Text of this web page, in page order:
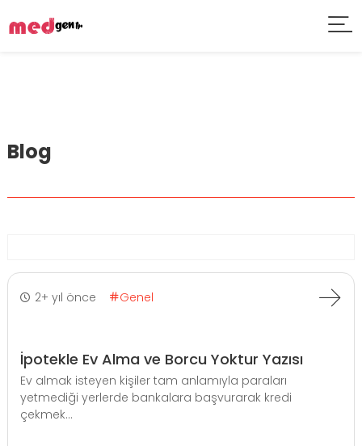
Blog
2+ yıl önce Genel
İpotekle Ev Alma ve Borcu Yoktur Yazısı
Ev almak isteyen kişiler tam anlamıyla paraları
yetmediği yerlerde bankalara başvurarak kredi
çekmek...